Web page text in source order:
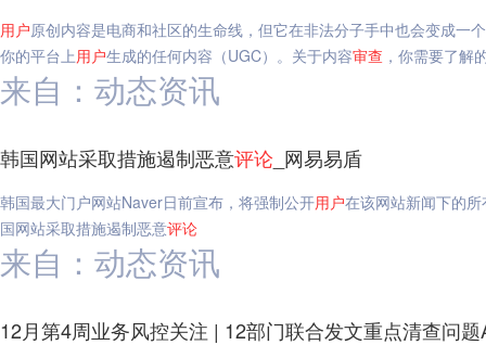
用户原创内容是电商和社区的生命线，但它在非法分子手中也会变成一
你的平台上用户生成的任何内容（UGC）。关于内容审查 ，你需要了解
来自：动态资讯
韩国网站采取措施遏制恶意评论 _网易易盾
韩国最大门户网站Naver日前宣布，将强制公开用户在该网站新闻下的所
国网站采取措施遏制恶意评论
来自：动态资讯
12月第4周业务风控关注 | 12部门联合发文重点清查问